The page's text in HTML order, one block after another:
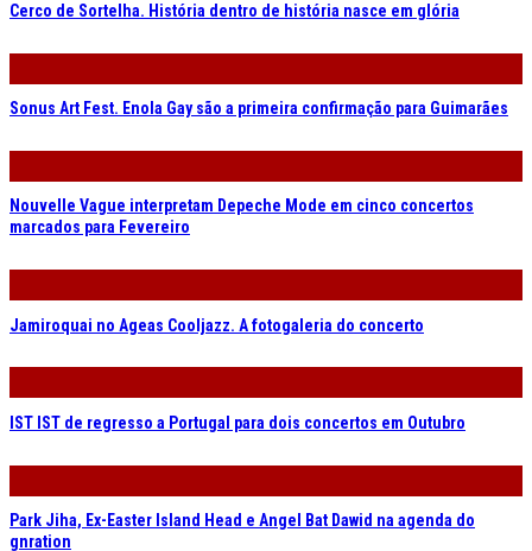
Cerco de Sortelha. História dentro de história nasce em glória
Sonus Art Fest. Enola Gay são a primeira confirmação para Guimarães
Nouvelle Vague interpretam Depeche Mode em cinco concertos
marcados para Fevereiro
Jamiroquai no Ageas Cooljazz. A fotogaleria do concerto
IST IST de regresso a Portugal para dois concertos em Outubro
Park Jiha, Ex-Easter Island Head e Angel Bat Dawid na agenda do
gnration